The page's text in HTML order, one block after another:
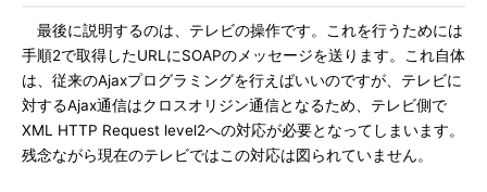
最後に説明するのは、テレビの操作です。これを行うためには
手順2で取得したURLにSOAPのメッセージを送ります。これ自体
は、従来のAjaxプログラミングを行えばいいのですが、テレビに
対するAjax通信はクロスオリジン通信となるため、テレビ側で
XML HTTP Request level2への対応が必要となってしまいます。
残念ながら現在のテレビではこの対応は図られていません。